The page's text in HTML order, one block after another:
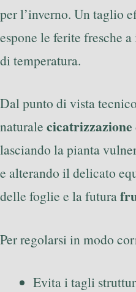
per l’inverno. Un taglio
espone le ferite fresche
di temperatura.
Dal punto di vista
naturale cicatrizzazione
lasciando la pianta
e alterando il delicato
delle foglie e la futura
Per regolarsi in modo
Evita i tagli